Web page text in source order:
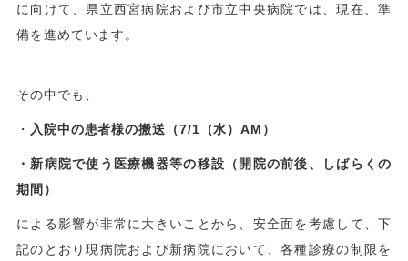
に向けて、県立西宮病院および市立中央病院では、現在、準
備を進めています。
その中でも、
・ 入院中の患者様の搬送（7/1（水）AM）
・新病院で使う医療機器等の移設（開院の前後、しばらくの
期間）
による影響が非常に大きいことから、安全面を考慮して、下
記のとおり現病院および新病院において、各種診療の制限を